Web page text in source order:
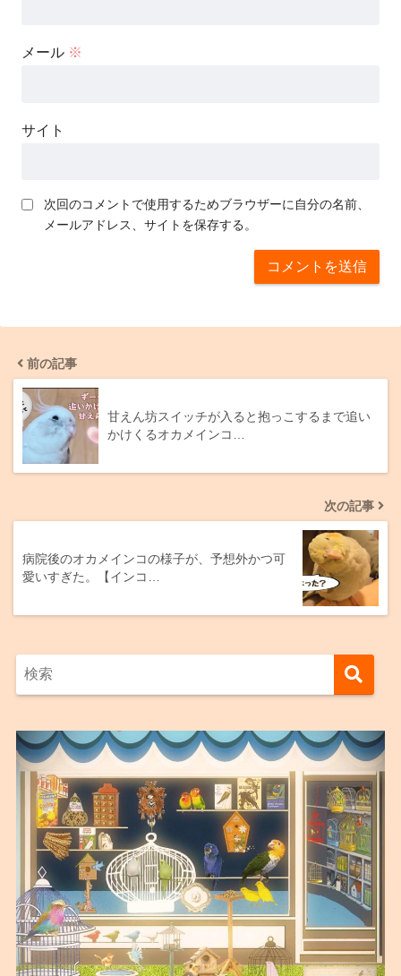
メール ※
サイト
次回のコメントで使用するためブラウザーに自分の名前、
メールアドレス、サイトを保存する。
前の記事
甘えん坊スイッチが入ると抱っこするまで追い
かけくるオカメインコ…
次の記事
病院後のオカメインコの様子が、予想外かつ可
愛いすぎた。【インコ…